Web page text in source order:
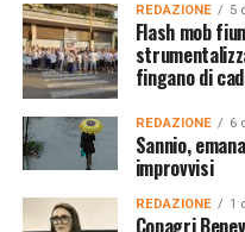
REDAZIONE 5
Flash mob
fingano di
REDAZIONE 6
Sannio,
improvvisi
REDAZIONE 1
Copagri